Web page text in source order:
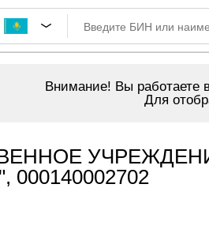
Внимание! Вы работаете
Для